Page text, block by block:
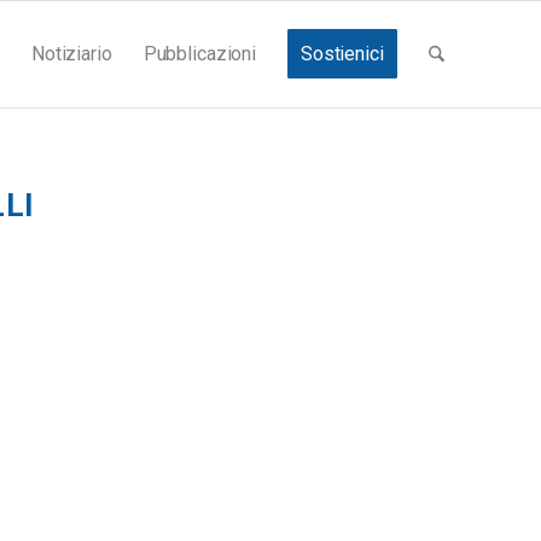
Notiziario Pubblicazioni Sostienici